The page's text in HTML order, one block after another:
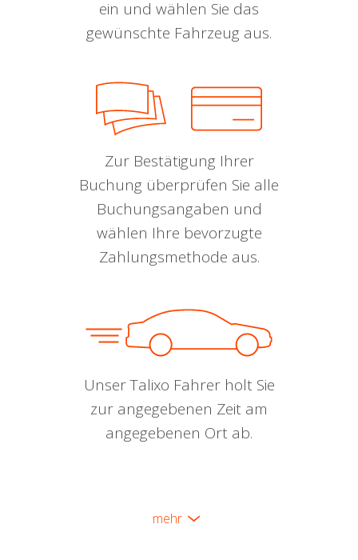
ein und wählen Sie das
gewünschte Fahrzeug aus.
Zur Bestätigung Ihrer
Buchung überprüfen Sie alle
Buchungsangaben und
wählen Ihre bevorzugte
Zahlungsmethode aus.
Unser Talixo Fahrer holt Sie
zur angegebenen Zeit am
angegebenen Ort ab.
mehr